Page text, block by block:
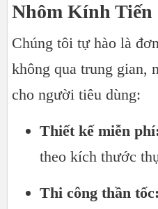
Nhôm Kính Tiến
Chúng tôi tự hào là
không qua trung gian,
cho người tiêu dùng:
Thiết kế miễn
theo kích thước
Thi công thần tốc: